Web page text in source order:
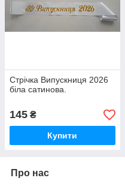
Стрічка Випускниця 2026
біла сатинова.
145 ₴
Купити
Про нас